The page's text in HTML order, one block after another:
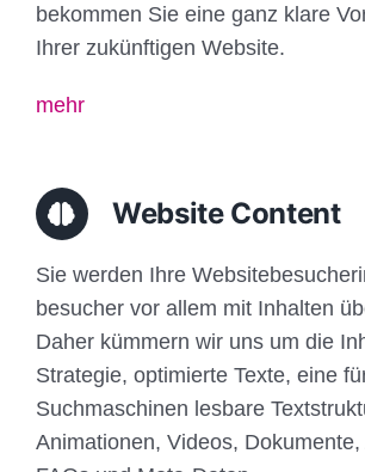
bekommen Sie eine ganz klare
Ihrer zukünftigen Website.
mehr
Website Content
Sie werden Ihre
besucher vor allem mit Inhalten
Daher kümmern wir uns um die
Strategie, optimierte Texte, eine
Suchmaschinen lesbare
Animationen, Videos, Dokumente,